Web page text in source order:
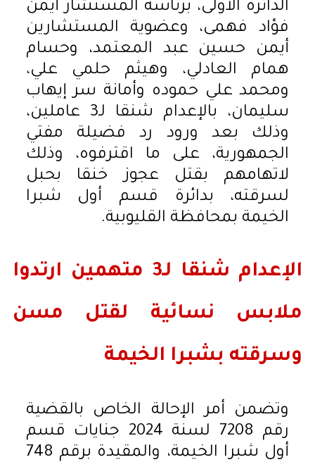
الدائرة الأولى، برئاسة المستشار أيمن
فؤاد فهمى، وعضوية المستشارين
أيمن حسين عبد المعتمد، وحسام
همام العادلي، وهيثم حلمي علي،
ومحمد علي حموده وأمانة سر إيهاب
سليمان، بالإعدام شنقا لـ3 عاملين،
وذلك بعد ورود رد فضيلة مفتي
الجمهورية، على ما اقترفوه، وذلك
لاتهامهم بقتل عجوز خنقا بحبل
لسرقته، بدائرة قسم أول شبرا
الخيمة بمحافظة القليوبية.
الإعدام شنقا لـ3 متهمين ارتدوا
ملابس نسائية لقتل مسن
وسرقته بشبرا الخيمة
وتضمن أمر الإحالة الخاص بالقضية
رقم 7208 لسنة 2024 جنايات قسم
أول شبرا الخيمة، والمقيدة برقم 748